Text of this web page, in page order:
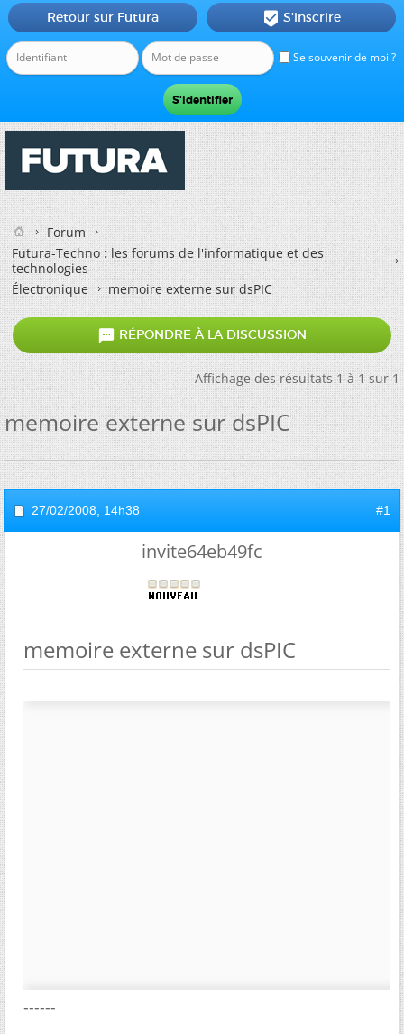
Se souvenir de moi ?
Retour sur Futura  S'inscrire
Forum
Futura-Techno : les forums de l'informatique et des
technologies
Électronique
memoire externe sur dsPIC
 RÉPONDRE À LA DISCUSSION
Affichage des résultats 1 à 1 sur 1
memoire externe sur dsPIC
27/02/2008, 14h38 #1
invite64eb49fc
memoire externe sur dsPIC
------